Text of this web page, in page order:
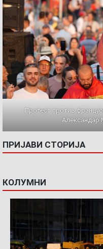
Протест против
Александар
ПРИЈАВИ СТОРИЈА
КОЛУМНИ